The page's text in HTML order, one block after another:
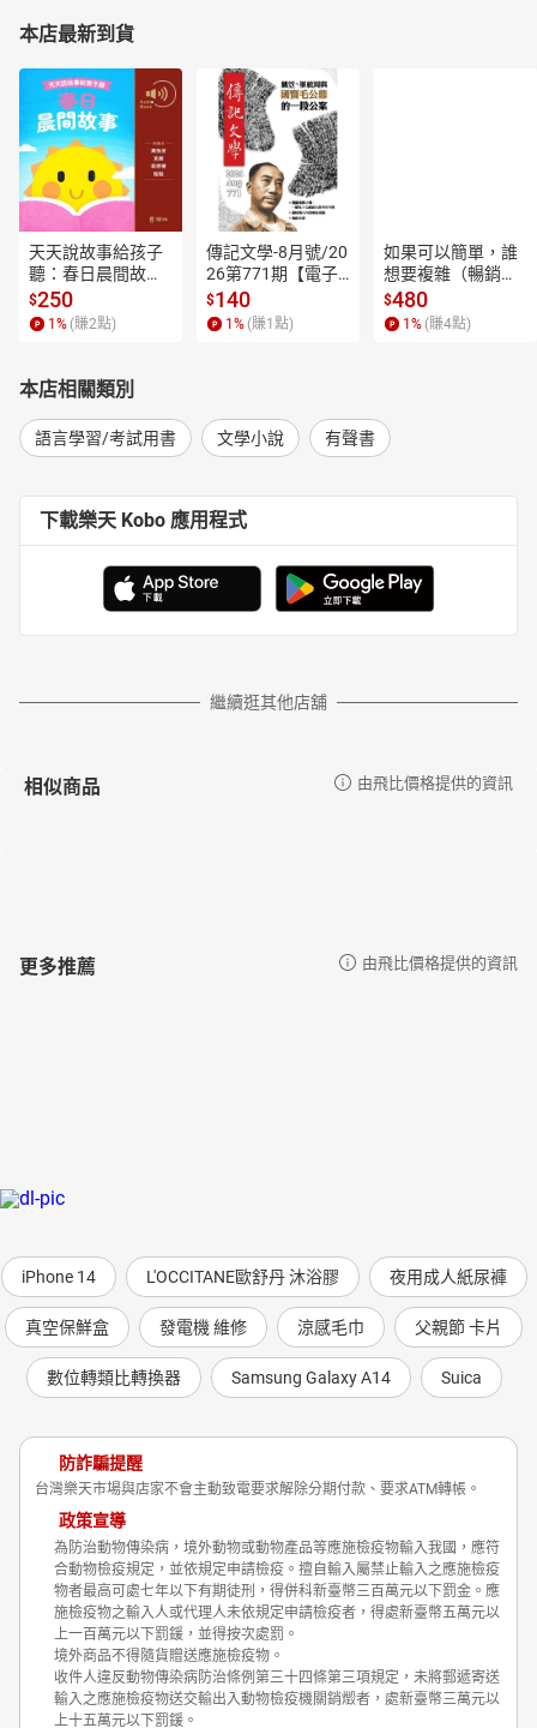
本店最新到貨
天天說故事給孩子
聽：春日晨間故事
【有聲書】
$250
1 % (賺2點)
傳記文學-8月號/20
26第771期【電子
書】
$140
1 % (賺1 點)
如果可以簡單，誰
想要複雜（暢銷經
典新編版）【電子
書】
$480
1 % (賺4點)
本店相關類別
語言學習/考試用書 文學小說 有聲書
下載樂天 Kobo 應用程式
繼續逛其他店舖
相似商品 由飛比價格提供的資訊
更多推薦 由飛比價格提供的資訊
iPhone 14 L'OCCITANE歐舒丹 沐浴膠 夜用成人紙尿褲
真空保鮮盒 發電機 維修 涼感毛巾 父親節 卡片
數位轉類比轉換器 Samsung Galaxy A14 Suica
防詐騙提醒
台灣樂天市場與店家不會主動致電要求解除分期付款、要求ATM轉帳。
政策宣導
為防治動物傳染病，境外動物或動物產品等應施檢疫物輸入我國，應符
合動物檢疫規定，並依規定申請檢疫。擅自輸入屬禁止輸入之應施檢疫
物者最高可處七年以下有期徒刑，得併科新臺幣三百萬元以下罰金。應
施檢疫物之輸入人或代理人未依規定申請檢疫者，得處新臺幣五萬元以
上一百萬元以下罰鍰，並得按次處罰。
境外商品不得隨貨贈送應施檢疫物。
收件人違反動物傳染病防治條例第三十四條第三項規定，未將郵遞寄送
輸入之應施檢疫物送交輸出入動物檢疫機關銷燬者，處新臺幣三萬元以
上十五萬元以下罰鍰。